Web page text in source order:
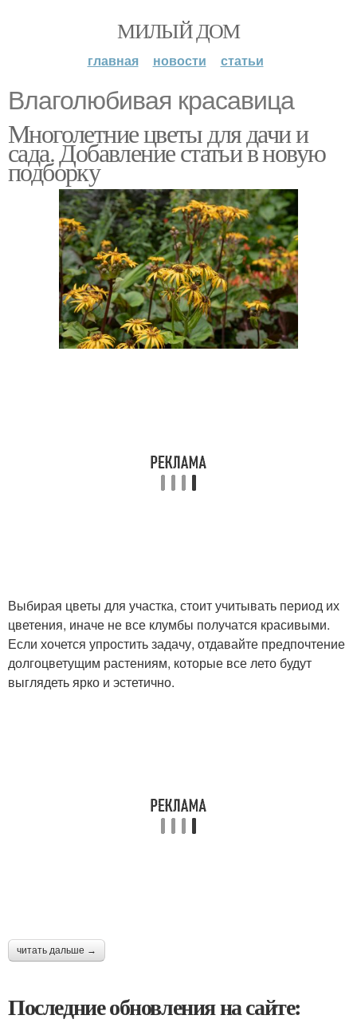
МИЛЫЙ ДОМ
главная новости статьи
Влаголюбивая красавица
Многолетние цветы для дачи и
сада. Добавление статьи в новую
подборку
Выбирая цветы для участка, стоит учитывать период их
цветения, иначе не все клумбы получатся красивыми.
Если хочется упростить задачу, отдавайте предпочтение
долгоцветущим растениям, которые все лето будут
выглядеть ярко и эстетично.
читать дальше →
Последние обновления на сайте: